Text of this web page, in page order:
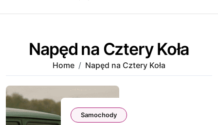
Napęd na Cztery Koła
Home Napęd na Cztery Koła
Samochody